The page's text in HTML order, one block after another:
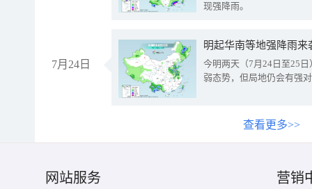
现强降雨。
7月24日
明起华南等地强降雨
今明两天（7月24日至25
弱态势，但局地仍会有强
查看更多>>
网站服务 营销